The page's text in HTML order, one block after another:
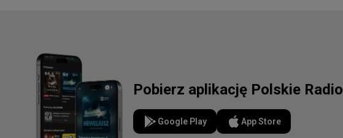
Pobierz aplikację Polskie Radio
Google Play App Store